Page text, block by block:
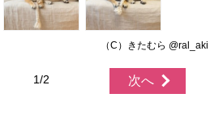
（C）きたむら @ral_aki
次へ
1/2